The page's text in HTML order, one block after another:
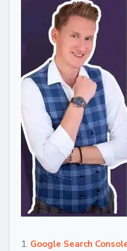
1. Google Search